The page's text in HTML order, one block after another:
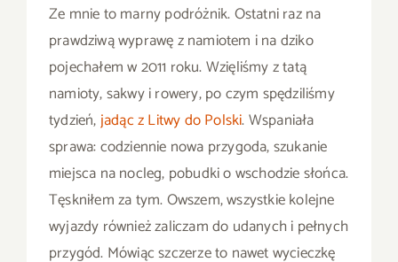
Ze mnie to marny podróżnik. Ostatni raz na
prawdziwą wyprawę z namiotem i na dziko
pojechałem w 2011 roku. Wzięliśmy z tatą
namioty, sakwy i rowery, po czym spędziliśmy
tydzień, jadąc z Litwy do Polski. Wspaniała
sprawa: codziennie nowa przygoda, szukanie
miejsca na nocleg, pobudki o wschodzie słońca.
Tęskniłem za tym. Owszem, wszystkie kolejne
wyjazdy również zaliczam do udanych i pełnych
przygód. Mówiąc szczerze to nawet wycieczkę